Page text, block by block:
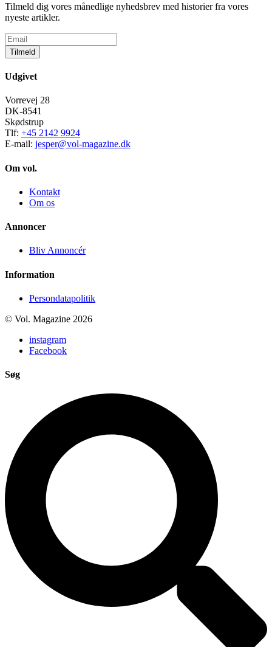
Tilmeld dig vores månedlige nyhedsbrev med historier fra vores
nyeste artikler.
Tilmeld
Udgivet
Vorrevej 28
DK-8541
Skødstrup
Tlf: +45 2142 9924
E-mail: jesper@vol-magazine.dk
Om vol.
Kontakt
Om os
Annoncer
Bliv Annoncér
Information
Persondatapolitik
© Vol. Magazine 2026
instagram
Facebook
Søg